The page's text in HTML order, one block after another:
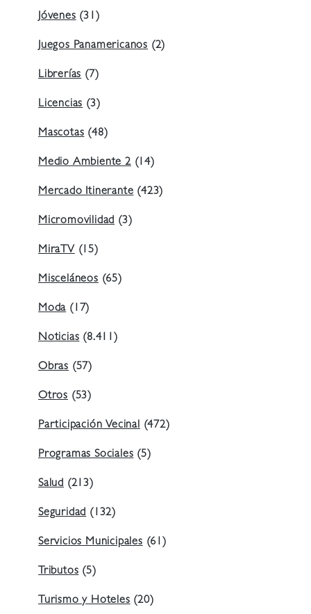
Jóvenes(31)
Juegos Panamericanos (2)
Librerías(7)
Licencias(3)
Mascotas(48)
Medio Ambiente 2(14)
Mercado Itinerante(423)
Micromovilidad(3)
MiraTV(15)
Misceláneos(65)
Moda(17)
Noticias(8.411)
Obras (57)
Otros (53)
Participación Vecinal(472)
Programas Sociales(5)
Salud (213)
Seguridad(132)
Servicios Municipales(61)
Tributos(5)
Turismo y Hoteles(20)